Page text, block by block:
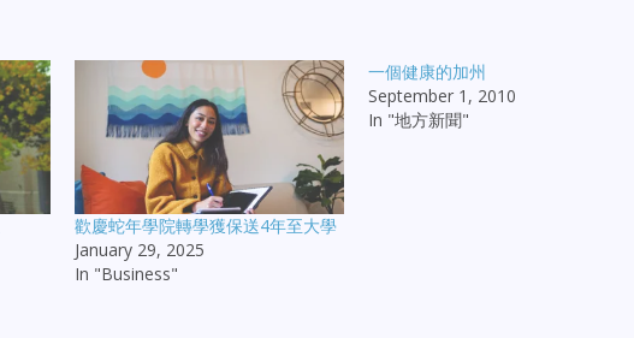
歡慶蛇年學院轉學獲保送4年至大學
January 29, 2025
In "Business"
一個健康的加州
September 1, 2010
In "地方新聞"